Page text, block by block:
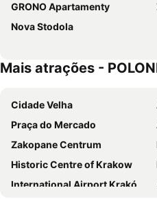
GRONO Apartamenty
Nova Stodola
Mais atrações -
Cidade Velha
Praça do Mercado
Zakopane Centrum
Historic Centre of Krakow
International Airport Kraków Balice